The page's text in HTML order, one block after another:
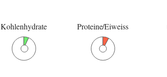
Kohlenhydrate Proteine/Eiweiss